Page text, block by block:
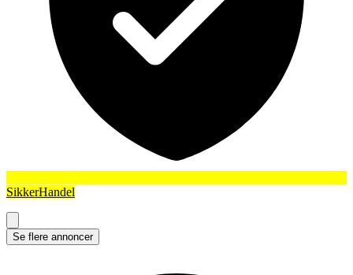
SikkerHandel
Se flere annoncer